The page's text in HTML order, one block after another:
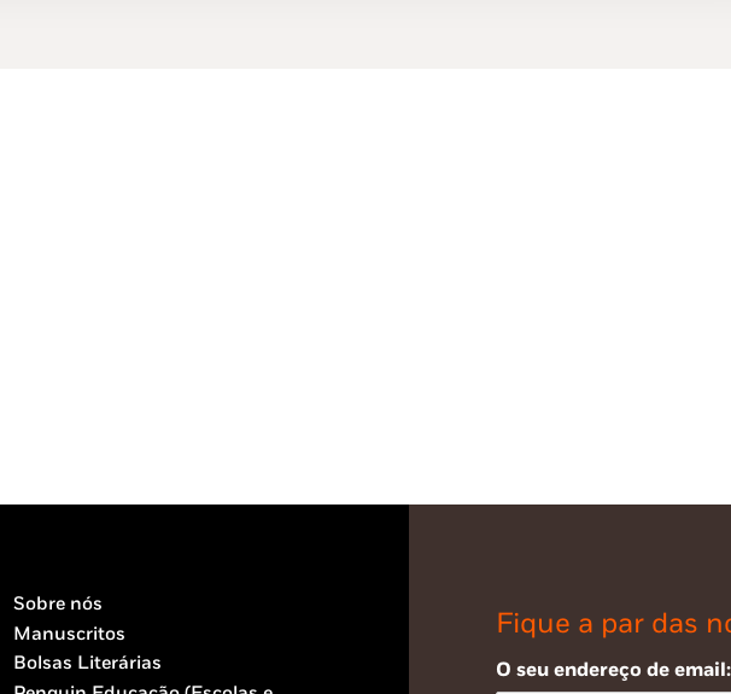
Sobre nós
Manuscritos
Bolsas Literárias
Fique a par das
O seu endereço de email: